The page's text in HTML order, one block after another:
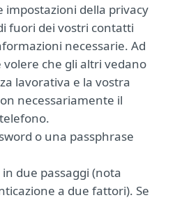
impostazioni della privacy
fuori dei vostri contatti
necessarie. Ad
che gli altri vedano
lavorativa e la vostra
necessariamente il
o una passphrase
due passaggi (nota
a due fattori). Se